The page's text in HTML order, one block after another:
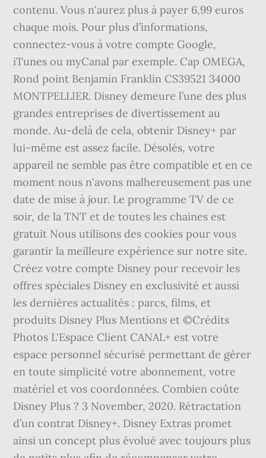
contenu. Vous n'aurez plus à payer 6,99 euros
chaque mois. Pour plus d’informations,
connectez-vous à votre compte Google,
iTunes ou myCanal par exemple. Cap OMEGA,
Rond point Benjamin Franklin CS39521 34000
MONTPELLIER. Disney demeure l’une des plus
grandes entreprises de divertissement au
monde. Au-delà de cela, obtenir Disney+ par
lui-même est assez facile. Désolés, votre
appareil ne semble pas être compatible et en ce
moment nous n'avons malhereusement pas une
date de mise à jour. Le programme TV de ce
soir, de la TNT et de toutes les chaines est
gratuit Nous utilisons des cookies pour vous
garantir la meilleure expérience sur notre site.
Créez votre compte Disney pour recevoir les
offres spéciales Disney en exclusivité et aussi
les dernières actualités : parcs, films, et
produits Disney Plus Mentions et ©Crédits
Photos L'Espace Client CANAL+ est votre
espace personnel sécurisé permettant de gérer
en toute simplicité votre abonnement, votre
matériel et vos coordonnées. Combien coûte
Disney Plus ? 3 November, 2020. Rétractation
d’un contrat Disney+. Disney Extras promet
ainsi un concept plus évolué avec toujours plus